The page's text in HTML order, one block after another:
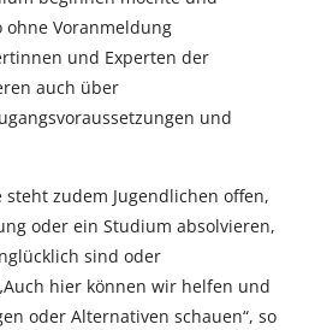
ohne Voranmeldung
und Experten der
auch über
und
zudem Jugendlichen offen,
oder ein Studium absolvieren,
sind oder
hier können wir helfen und
oder Alternativen schauen“, so